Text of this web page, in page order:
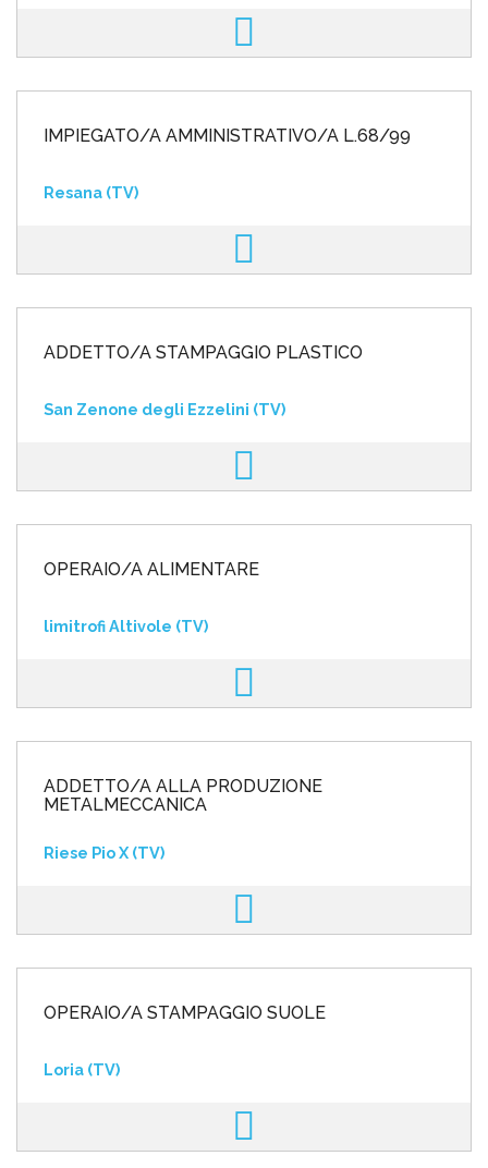
IMPIEGATO/A AMMINISTRATIVO/A L.68/99
Resana (TV)
ADDETTO/A STAMPAGGIO PLASTICO
San Zenone degli Ezzelini (TV)
OPERAIO/A ALIMENTARE
limitrofi Altivole (TV)
ADDETTO/A ALLA PRODUZIONE
METALMECCANICA
Riese Pio X (TV)
OPERAIO/A STAMPAGGIO SUOLE
Loria (TV)